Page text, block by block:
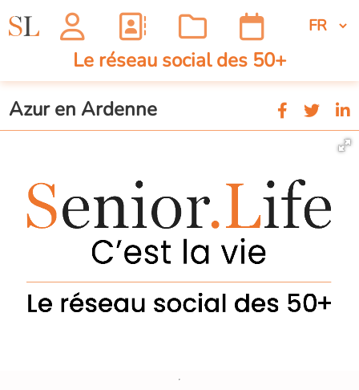
Le réseau social des 50+
Azur en Ardenne